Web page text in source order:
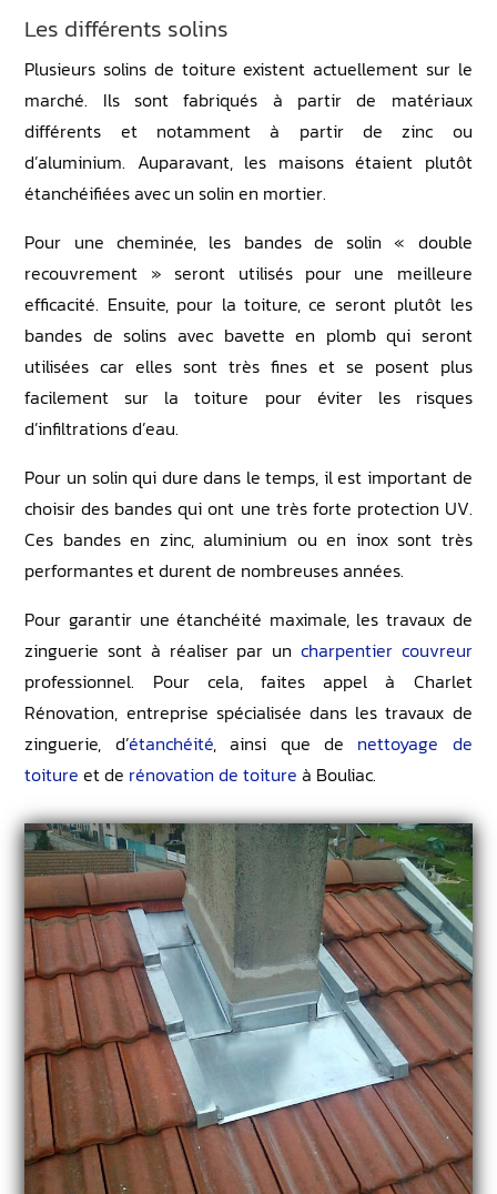
Les différents solins
Plusieurs solins de toiture existent actuellement sur le
marché. Ils sont fabriqués à partir de matériaux
différents et notamment à partir de zinc ou
d’aluminium. Auparavant, les maisons étaient plutôt
étanchéifiées avec un solin en mortier.
Pour une cheminée, les bandes de solin « double
recouvrement » seront utilisés pour une meilleure
efficacité. Ensuite, pour la toiture, ce seront plutôt les
bandes de solins avec bavette en plomb qui seront
utilisées car elles sont très fines et se posent plus
facilement sur la toiture pour éviter les risques
d’infiltrations d’eau.
Pour un solin qui dure dans le temps, il est important de
choisir des bandes qui ont une très forte protection UV.
Ces bandes en zinc, aluminium ou en inox sont très
performantes et durent de nombreuses années.
Pour garantir une étanchéité maximale, les travaux de
zinguerie sont à réaliser par un charpentier couvreur
professionnel. Pour cela, faites appel à Charlet
Rénovation, entreprise spécialisée dans les travaux de
zinguerie, d’étanchéité, ainsi que de nettoyage de
toiture et de rénovation de toiture à Bouliac.